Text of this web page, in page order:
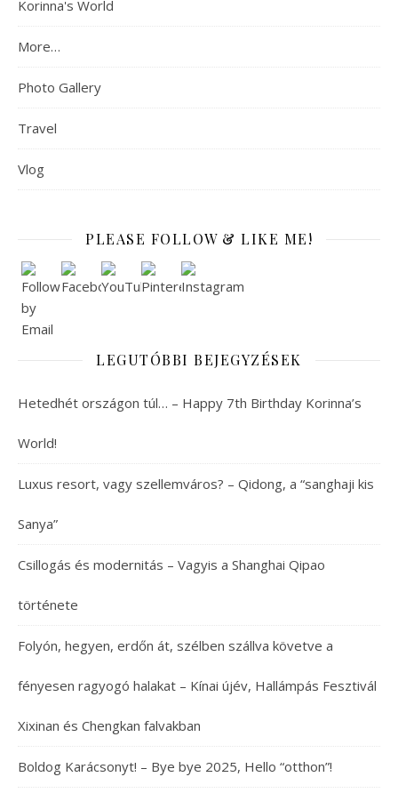
Korinna's World
More…
Photo Gallery
Travel
Vlog
PLEASE FOLLOW & LIKE ME!
LEGUTÓBBI BEJEGYZÉSEK
Hetedhét országon túl… – Happy 7th Birthday Korinna’s
World!
Luxus resort, vagy szellemváros? – Qidong, a “sanghaji kis
Sanya”
Csillogás és modernitás – Vagyis a Shanghai Qipao
története
Folyón, hegyen, erdőn át, szélben szállva követve a
fényesen ragyogó halakat – Kínai újév, Hallámpás Fesztivál
Xixinan és Chengkan falvakban
Boldog Karácsonyt! – Bye bye 2025, Hello “otthon”!